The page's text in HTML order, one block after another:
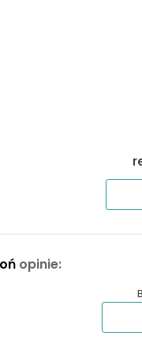
36,91 m² 1
opinie: